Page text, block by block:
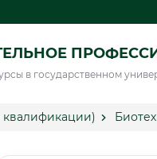
в государственном